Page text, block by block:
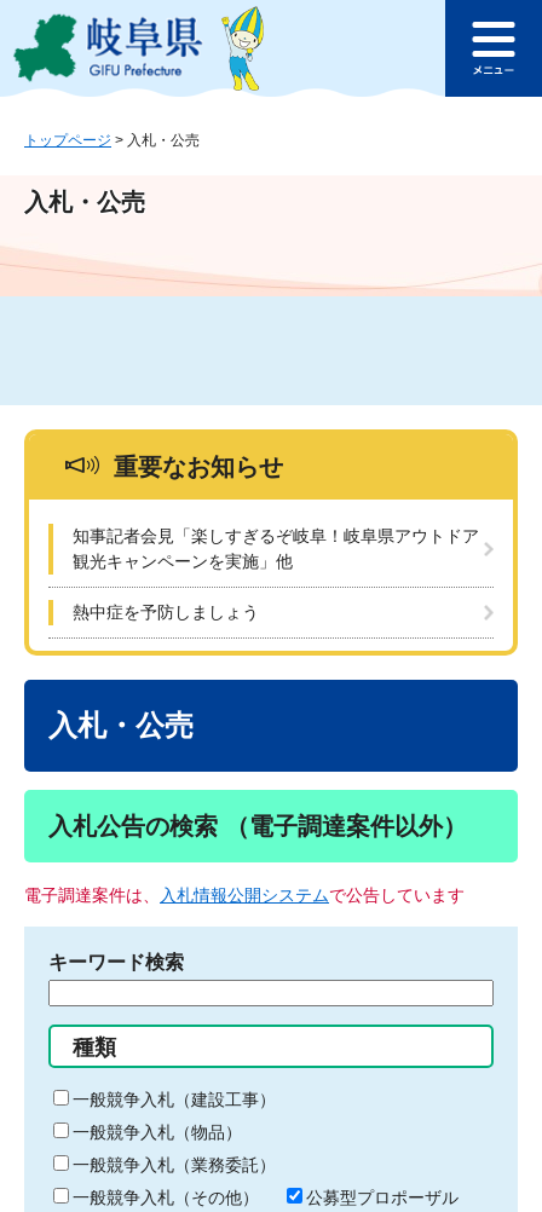
ジ
ュ
文
このページの本文へ
ュ
トップページ > 入札・公売
入札・公売
重要なお知らせ
知事記者会見「楽しすぎるぞ岐阜！岐阜県アウトドア
観光キャンペーンを実施」他
熱中症を予防しましょう
入札・公売
入札公告の検索 （電子調達案件以外）
電子調達案件は、 入札情報公開システムで公告しています
キーワード検索
る
キ
ー
ワ
ー
ド
種類
一般競争入札（建設工事）
一般競争入札（物品）
一般競争入札（業務委託）
一般競争入札（その他）
公募型プロポーザル